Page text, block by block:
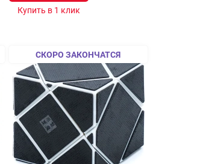
Купить в 1 клик
СКОРО ЗАКОНЧАТСЯ